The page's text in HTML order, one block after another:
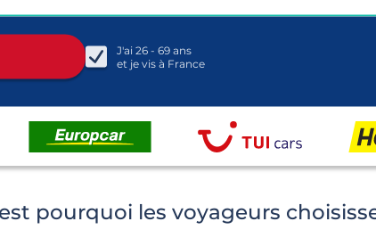
J'ai 26 - 69 ans
et je vis à France
pourquoi les voyageurs